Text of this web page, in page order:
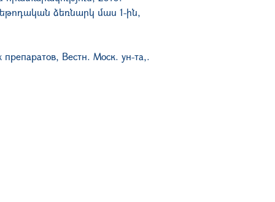
ձեռնարկ մաս 1-ին,
Вестн. Моск. ун-та,.